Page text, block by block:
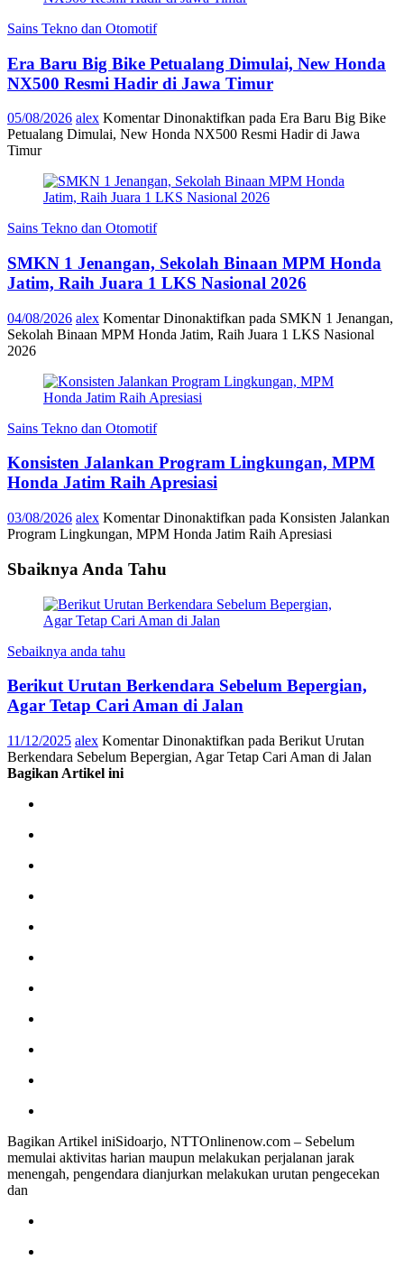
Sains Tekno dan Otomotif
Era Baru Big Bike Petualang Dimulai, New Honda
NX500 Resmi Hadir di Jawa Timur
05/08/2026 alex Komentar Dinonaktifkan pada Era Baru Big Bike
Petualang Dimulai, New Honda NX500 Resmi Hadir di Jawa
Timur
Sains Tekno dan Otomotif
SMKN 1 Jenangan, Sekolah Binaan MPM Honda
Jatim, Raih Juara 1 LKS Nasional 2026
04/08/2026 alex Komentar Dinonaktifkan pada SMKN 1 Jenangan,
Sekolah Binaan MPM Honda Jatim, Raih Juara 1 LKS Nasional
2026
Sains Tekno dan Otomotif
Konsisten Jalankan Program Lingkungan, MPM
Honda Jatim Raih Apresiasi
03/08/2026 alex Komentar Dinonaktifkan pada Konsisten Jalankan
Program Lingkungan, MPM Honda Jatim Raih Apresiasi
Sbaiknya Anda Tahu
Sebaiknya anda tahu
Berikut Urutan Berkendara Sebelum Bepergian,
Agar Tetap Cari Aman di Jalan
11/12/2025 alex Komentar Dinonaktifkan pada Berikut Urutan
Berkendara Sebelum Bepergian, Agar Tetap Cari Aman di Jalan
Bagikan Artikel ini
Bagikan Artikel iniSidoarjo, NTTOnlinenow.com – Sebelum
memulai aktivitas harian maupun melakukan perjalanan jarak
menengah, pengendara dianjurkan melakukan urutan pengecekan
dan